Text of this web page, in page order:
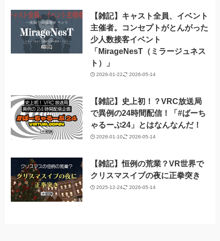
【雑記】キャスト全員、イベント
主催者。コンセプトがとんがった
少人数接客イベント
「MirageNesT（ミラージュネス
ト）」
2026-01-22 2026-05-14
【雑記】史上初！？VRC放送局
で異例の24時間配信！「#ばーち
ゃるーぷ24」とはなんなんだ！
2026-01-10 2026-05-14
【雑記】恒例の荒業？VR世界で
クリスマスイブの夜に正拳突き
2025-12-24 2026-05-14